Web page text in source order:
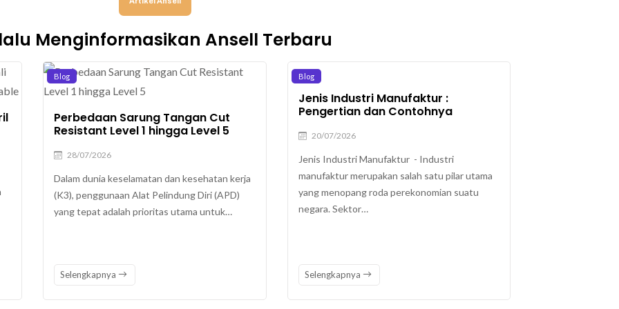
Menginformasikan Ansell Terbaru
Blog
Perbedaan Sarung Tangan Cut
Resistant Level 1 hingga Level 5
28/07/2026
Dalam dunia keselamatan dan kesehatan kerja
(K3), penggunaan Alat Pelindung Diri (APD)
yang tepat adalah prioritas utama untuk…
Selengkapnya
Blog
Jenis Industri Manufaktur :
Pengertian dan Contohnya
20/07/2026
Jenis Industri Manufaktur - Industri
manufaktur merupakan salah satu pilar utama
yang menopang roda perekonomian suatu
negara. Sektor…
Selengkapnya